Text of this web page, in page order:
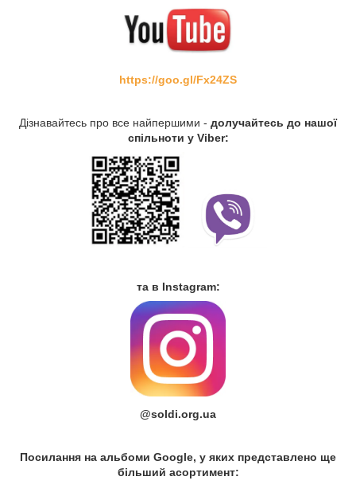
https://goo.gl/Fx24ZS
Дізнавайтесь про все найпершими - долучайтесь до нашої
спільноти у Viber:
та в Instagram:
@soldi.org.ua
Посилання на альбоми Google, у яких представлено ще
більший асортимент: